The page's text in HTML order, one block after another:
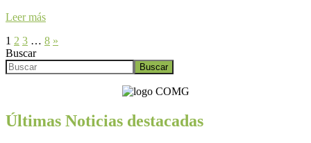
Leer más
1 2 3 … 8 »
Buscar
Buscar
Últimas Noticias destacadas